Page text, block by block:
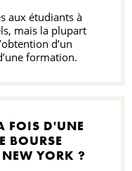
aux étudiants à
mais la plupart
d’un
formation.
FOIS D'UNE
BOURSE
NEW YORK ?